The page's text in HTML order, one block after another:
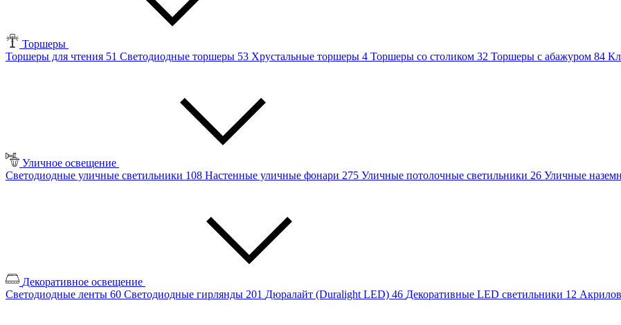
Торшеры
Торшеры для чтения 51 Светодиодные торшеры 53 Хрустальные торшеры 4 Торшеры со столиком 32 Торшеры с абажуром 84
Уличное освещение
Светодиодные уличные светильники 108 Настенные уличные фонари 275 Уличные потолочные светильники 26 Уличные
Декоративное освещение
Светодиодные ленты 60 Светодиодные гирлянды 201 Дюралайт (Duralight LED) 46 Декоративные LED светильники 12